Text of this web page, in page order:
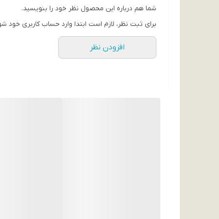
شما هم درباره این محصول نظر خود را بنویسید.
برای ثبت نظر، لازم است ابتدا وارد حساب کاربری خود
افزودن نظر